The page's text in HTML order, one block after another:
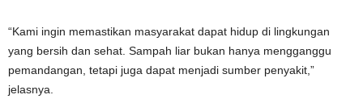
“Kami ingin memastikan masyarakat dapat hidup di lingkungan
yang bersih dan sehat. Sampah liar bukan hanya mengganggu
pemandangan, tetapi juga dapat menjadi sumber penyakit,”
jelasnya.